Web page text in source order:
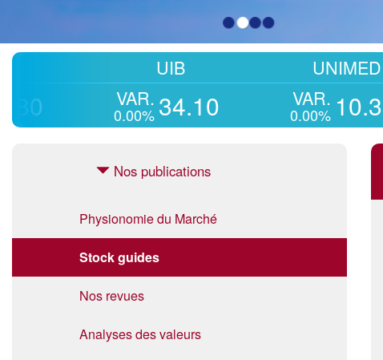
34.10
UNIMED
10.33
Nos publications
Physionomie du Marché
Stock guides
Nos revues
Analyses des valeurs